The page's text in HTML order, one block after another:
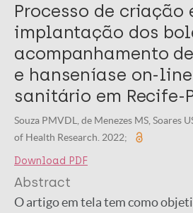
Processo de criação
implantação dos
acompanhamento
e hanseníase on-
sanitário em Recife-
Souza PMVDL, de Menezes MS, Soares
of Health Research. 2022;
Download PDF
Abstract
O artigo em tela tem como